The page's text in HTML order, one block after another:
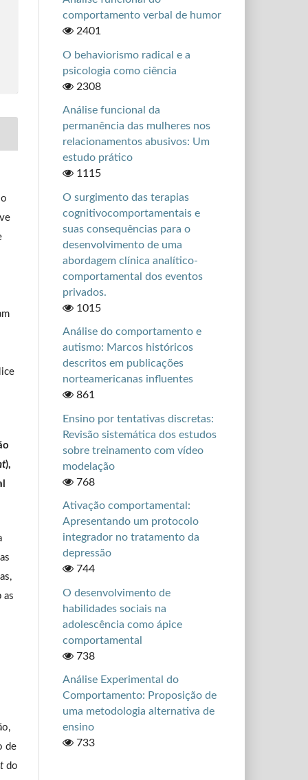
),
as
de
do
comportamento verbal de humor
2401
O behaviorismo radical e a
psicologia como ciência
2308
Análise funcional da
permanência das mulheres nos
relacionamentos abusivos: Um
estudo prático
1115
O surgimento das terapias
cognitivocomportamentais e
suas consequências para o
desenvolvimento de uma
abordagem clínica analítico-
comportamental dos eventos
privados.
1015
Análise do comportamento e
autismo: Marcos históricos
descritos em publicações
norteamericanas influentes
861
Ensino por tentativas discretas:
Revisão sistemática dos estudos
sobre treinamento com vídeo
modelação
768
Ativação comportamental:
Apresentando um protocolo
integrador no tratamento da
depressão
744
O desenvolvimento de
habilidades sociais na
adolescência como ápice
comportamental
738
Análise Experimental do
Comportamento: Proposição de
uma metodologia alternativa de
ensino
733